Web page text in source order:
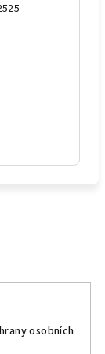
osobních